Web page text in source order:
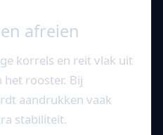
afreien
korrels en reit vlak uit
het rooster. Bij
aandrukken vaak
stabiliteit.